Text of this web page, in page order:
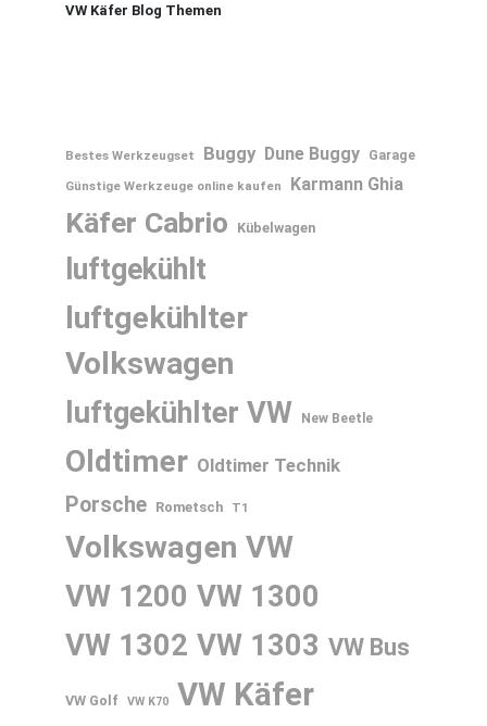
VW Käfer Blog Themen
Bestes Werkzeugset Buggy Dune Buggy
Garage
Günstige Werkzeuge online kaufen
Karmann Ghia
Käfer Cabrio Kübelwagen
luftgekühlt
luftgekühlter
Volkswagen
luftgekühlter VW New Beetle
Oldtimer Oldtimer Technik
Porsche Rometsch T1
Volkswagen VW
VW 1200 VW 1300
VW 1302 VW 1303 VW Bus
VW Golf VW K70 VW Käfer